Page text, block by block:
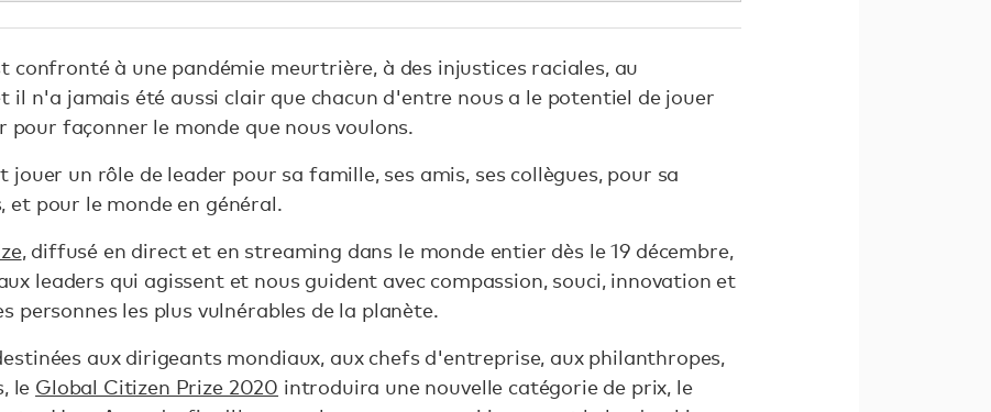
confronté à une pandémie meurtrière, à des injustices raciales, au
il n'a jamais été aussi clair que chacun d'entre nous a le potentiel de jouer
façonner le monde que nous voulons.
un rôle de leader pour sa famille, ses amis, ses collègues, pour sa
et pour le monde en général.
, diffusé en direct et en streaming dans le monde entier dès le 19 décembre,
leaders qui agissent et nous guident avec compassion, souci, innovation et
personnes les plus vulnérables de la planète.
aux dirigeants mondiaux, aux chefs d'entreprise, aux philanthropes,
le Global Citizen Prize 2020 introduira une nouvelle catégorie de prix, le